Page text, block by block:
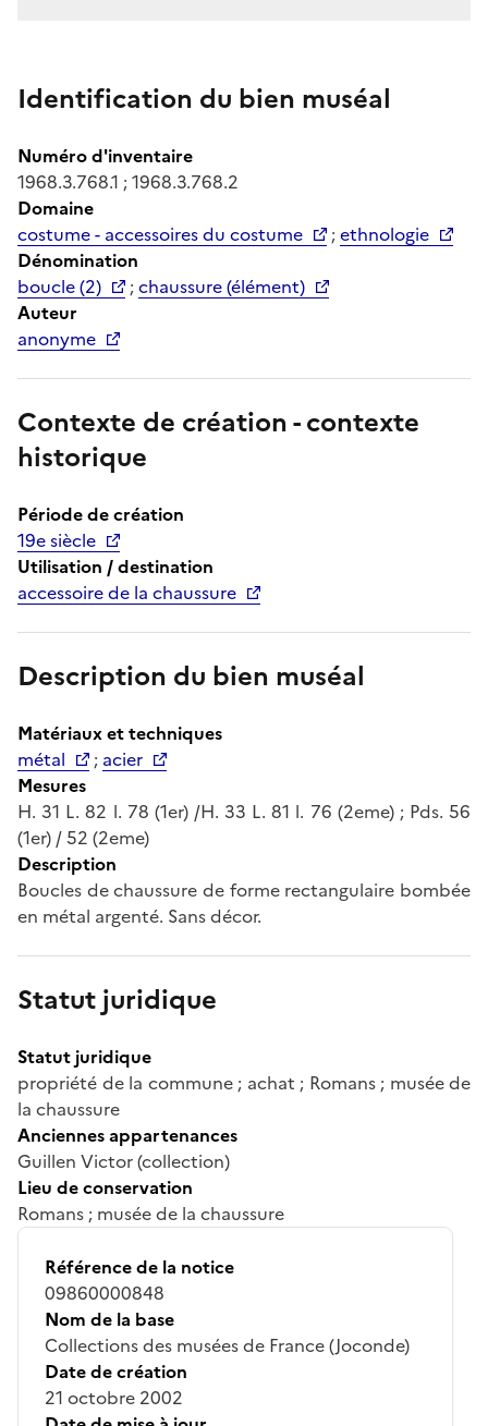
Identification du bien muséal
Numéro d'inventaire
1968.3.768.1 ; 1968.3.768.2
Domaine
costume - accessoires du costume
;ethnologie
Dénomination
boucle (2)
;chaussure (élément)
Auteur
anonyme
Contexte de création - contexte
historique
Période de création
19e siècle
Utilisation / destination
accessoire de la chaussure
Description du bien muséal
Matériaux et techniques
métal
; acier
Mesures
H. 31 L. 82 l. 78 (1er) /H. 33 L. 81 l. 76 (2eme) ; Pds. 56
(1er) / 52 (2eme)
Description
Boucles de chaussure de forme rectangulaire bombée
en métal argenté. Sans décor.
Statut juridique
Statut juridique
propriété de la commune ; achat ; Romans ; musée de
la chaussure
Anciennes appartenances
Guillen Victor (collection)
Lieu de conservation
Romans ; musée de la chaussure
Référence de la notice
09860000848
Nom de la base
Collections des musées de France (Joconde)
Date de création
21 octobre 2002